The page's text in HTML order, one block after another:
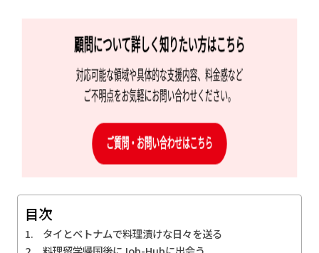
目次
タイとベトナムで料理漬けな日々を送る